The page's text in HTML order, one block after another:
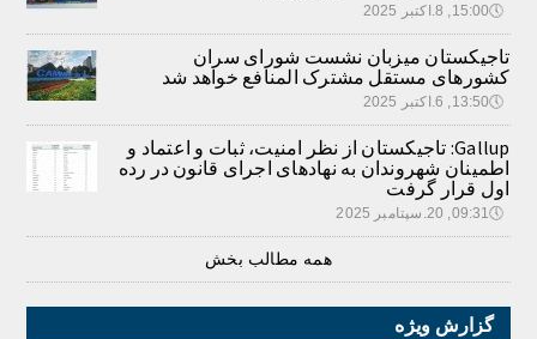
🕔15:00, 8.اکتبر 2025
تاجیکستان میزبان نشست شورای سران
کشورهای مستقل مشترک المنافع خواهد شد
🕔13:50, 6.اکتبر 2025
Gallup: تاجیکستان از نظر امنیت، ثبات و اعتماد و
اطمینان شهروندان به نهادهای اجرای قانون در رده
اول قرار گرفت
🕔09:31, 20.سپتامبر 2025
همه مطالب بخش
گزارش ویژه